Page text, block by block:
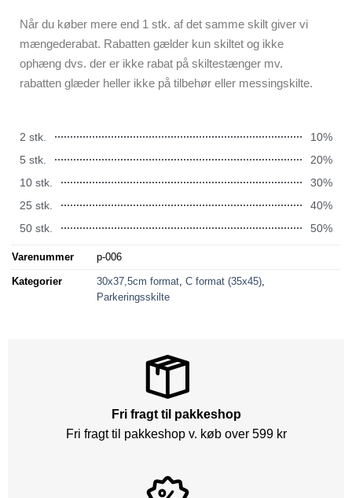
Når du køber mere end 1 stk. af det samme skilt giver vi
mængederabat. Rabatten gælder kun skiltet og ikke
ophæng dvs. der er ikke rabat på skiltestænger mv.
rabatten glæder heller ikke på tilbehør eller messingskilte.
2 stk.
10%
5 stk.
20%
10 stk.
30%
25 stk.
40%
50 stk.
50%
Varenummer p-006
Kategorier 30x37,5cm format, C format (35x45),
Parkeringsskilte
Fri fragt til pakkeshop
Fri fragt til pakkeshop v. køb over 599 kr